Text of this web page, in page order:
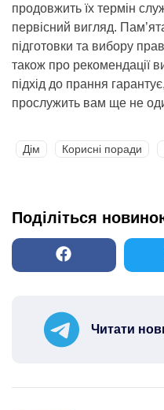
продовжить їх термін
первісний вигляд.
підготовки та вибору
також про рекомендації
підхід до прання
прослужить вам ще не
Дім Корисні поради
Поділіться
Читати